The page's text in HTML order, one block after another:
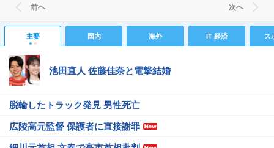
前ヘ 次ヘ
主要 国内 海外 IT 経済 ス
池田直人 佐藤佳奈と電撃結婚
脱輪したトラック発見 男性死亡
広陵高元監督 保護者に直接謝罪